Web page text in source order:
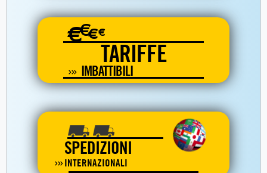
€€€€
TARIFFE
IMBATTIBILI
SPEDIZIONI
INTERNAZIONALI